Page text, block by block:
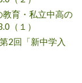
育・私立中高の
（１）
2回「新中学入